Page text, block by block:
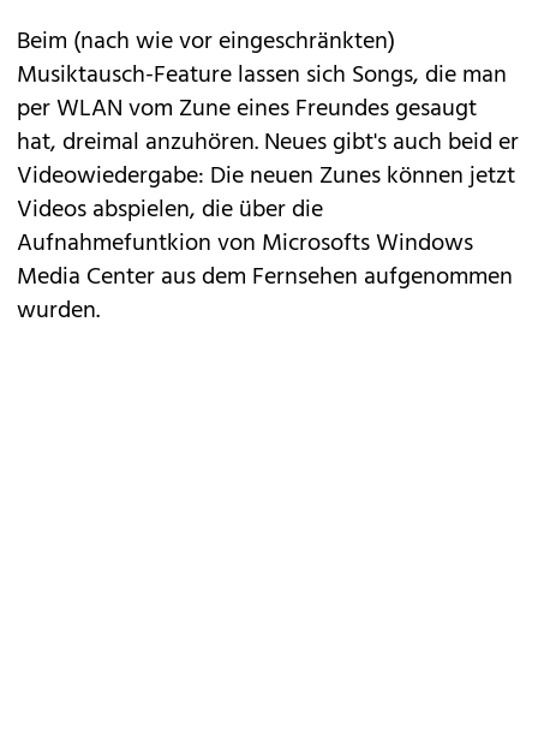
Beim (nach wie vor eingeschränkten)
Musiktausch-Feature lassen sich Songs, die man
per WLAN vom Zune eines Freundes gesaugt
hat, dreimal anzuhören. Neues gibt's auch beid er
Videowiedergabe: Die neuen Zunes können jetzt
Videos abspielen, die über die
Aufnahmefuntkion von Microsofts Windows
Media Center aus dem Fernsehen aufgenommen
wurden.